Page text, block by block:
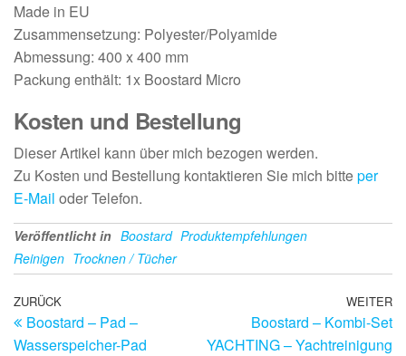
Made in EU
Zusammensetzung: Polyester/Polyamide
Abmessung: 400 x 400 mm
Packung enthält: 1x Boostard Micro
Kosten und Bestellung
Dieser Artikel kann über mich bezogen werden.
Zu Kosten und Bestellung kontaktieren Sie mich bitteper
E-Mail oder Telefon.
Veröffentlicht in Boostard Produktempfehlungen
Reinigen Trocknen / Tücher
Beitragsnavigation
Vorheriger
Beitrag
ZURÜCK
Boostard – Pad –
Wasserspeicher-Pad
WEITER
Boostard – Kombi-Set
YACHTING – Yachtreinigung